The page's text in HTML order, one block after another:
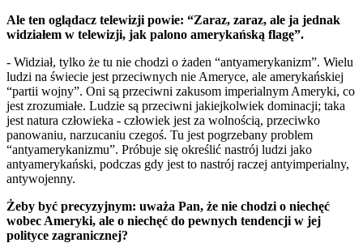
Ale ten oglądacz telewizji powie: “Zaraz, zaraz, ale ja jednak
widziałem w telewizji, jak palono amerykańską flagę”.
- Widział, tylko że tu nie chodzi o żaden “antyamerykanizm”. Wielu
ludzi na świecie jest przeciwnych nie Ameryce, ale amerykańskiej
“partii wojny”. Oni są przeciwni zakusom imperialnym Ameryki, co
jest zrozumiałe. Ludzie są przeciwni jakiejkolwiek dominacji; taka
jest natura człowieka - człowiek jest za wolnością, przeciwko
panowaniu, narzucaniu czegoś. Tu jest pogrzebany problem
“antyamerykanizmu”. Próbuje się określić nastrój ludzi jako
antyamerykański, podczas gdy jest to nastrój raczej antyimperialny,
antywojenny.
Żeby być precyzyjnym: uważa Pan, że nie chodzi o niechęć
wobec Ameryki, ale o niechęć do pewnych tendencji w jej
polityce zagranicznej?